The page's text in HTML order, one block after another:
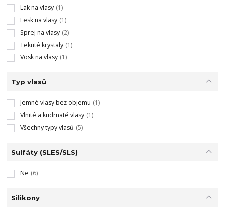
Lak na vlasy (1)
Lesk na vlasy (1)
Sprej na vlasy (2)
Tekuté krystaly (1)
Vosk na vlasy (1)
Typ vlasů
Jemné vlasy bez objemu (1)
Vlnité a kudrnaté vlasy (1)
Všechny typy vlasů (5)
Sulfáty (SLES/SLS)
Ne (6)
Silikony